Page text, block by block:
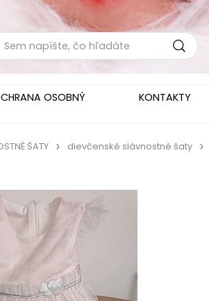
OSOBNÝ
KONTAKTY
ŠATY dievčenské slávnostné šaty